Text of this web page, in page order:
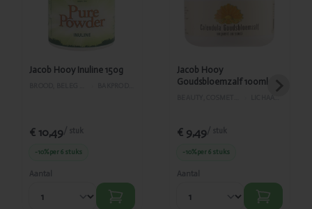
Jacob Hooy Inuline 150g
€ 10,49/ stuk
-10%per 6 stuks
Aantal
Jacob Hooy
Goudsbloemzalf 100ml
€ 9,49/ stuk
-10%per 6 stuks
Aantal